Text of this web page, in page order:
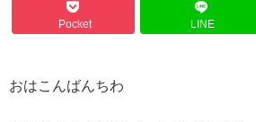
Pocket LINE
おはこんばんちわ